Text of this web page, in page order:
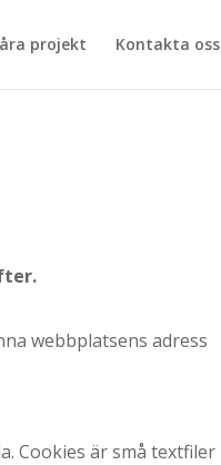
projekt Kontakta oss
webbplatsens adress
Cookies är små textfiler